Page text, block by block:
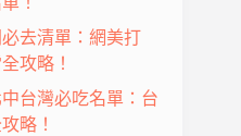
必去清單：網美打
攻略！
台灣必吃名單：台
略！